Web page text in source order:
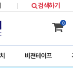
검색하기
0
비젼테이프